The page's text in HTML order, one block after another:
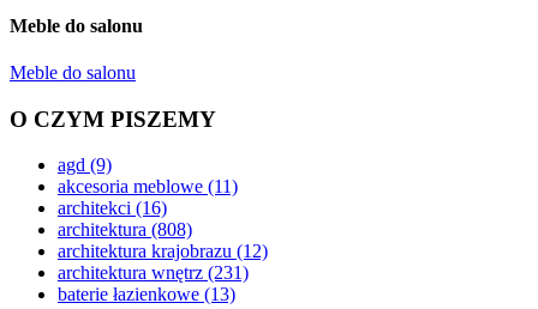
Meble do salonu
Meble do salonu
O CZYM PISZEMY
agd (9)
akcesoria meblowe (11)
architekci (16)
architektura (808)
architektura krajobrazu (12)
architektura wnętrz (231)
baterie łazienkowe (13)